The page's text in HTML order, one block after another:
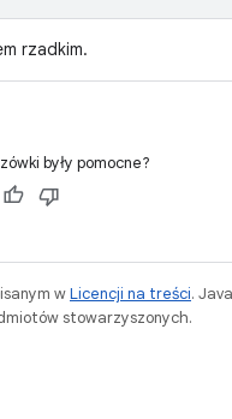
rzadkim.
były pomocne?
wLicencji na treści.
stowarzyszonych.